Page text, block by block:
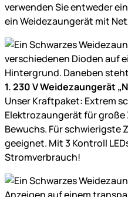
verwenden Sie entweder
ein Weidezaungerät mit
1. 230 V Weidezaungerät
Unser Kraftpaket: Extrem
Elektrozaungerät für
Bewuchs. Für schwierigste
geeignet. Mit 3 Kontroll
Stromverbrauch!